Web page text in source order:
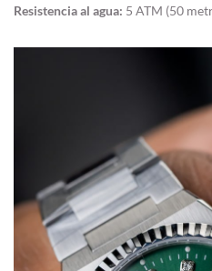
Resistencia al agua: 5 ATM (50